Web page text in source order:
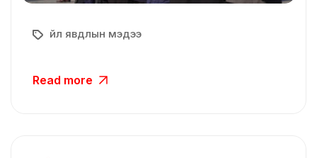
Үйл явдлын мэдээ
Read more